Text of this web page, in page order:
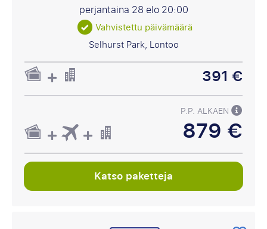
perjantaina 28 elo20:00
Vahvistettu päivämäärä
Selhurst Park, Lontoo
391 €
P.P. ALKAEN
879 €
Katso paketteja